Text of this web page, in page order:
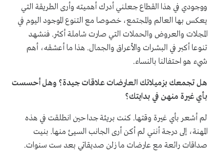
ووجودي في هذا القطاع جعلني أدرك أهميته وأرى الطريقة التي
يعكس بها العالم والمجتمع، خصوصا مع التنوع الموجود اليوم في
المجلات والعروض والحملات التي صارت شاملة أكثر. فنشهد
تنوعا أكبر في البشرات والأعراق والجمال. هذا ما أعشقه، أهم
شيء هو احتفالنا بالنساء.
هل تجمعك بزميلاتك العارضات علاقات جيدة؟ وهل أحسست
بأي غيرة منهن في بدايتك؟
لم أشعر بأي غيرة وقتها. كنت بريئة جدا حين انطلقت في هذه
المهنة، إلى درجة أنني لم أكن أرى الجانب السيئ منها. بنيت
صداقات رائعة مع عارضات ما زلن صديقاتي بعد ست سنوات.